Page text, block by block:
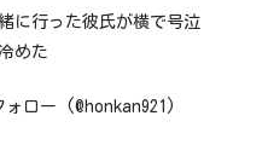
に行った彼氏が横で号泣
めた
ロー (@honkan921)